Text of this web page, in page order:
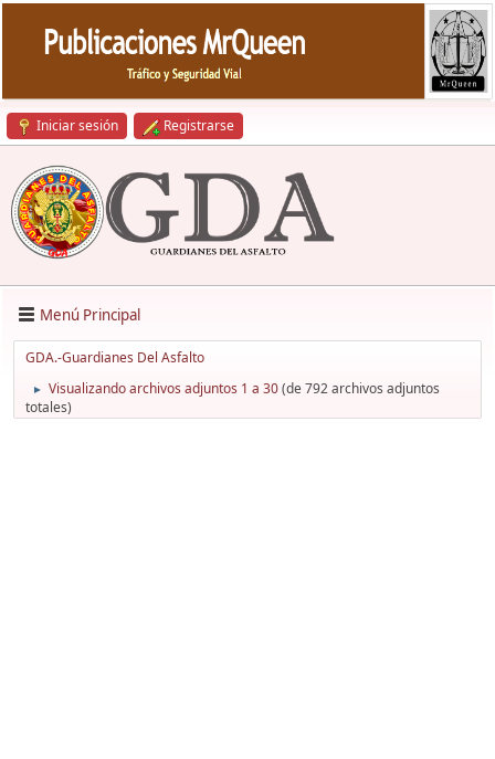
Iniciar sesión Registrarse
Menú Principal
GDA.-Guardianes Del Asfalto
► Visualizando archivos adjuntos 1 a 30(de 792 archivos adjuntos
totales)